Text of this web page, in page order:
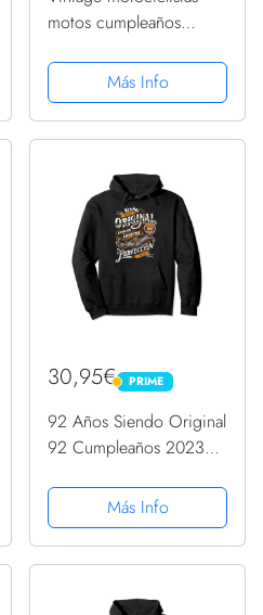
motos cumpleaños
Sudadera con Capucha
Más Info
30,95€ PRIME
PRIME
92 Años Siendo Original
92 Cumpleaños 2023
Sudadera con Capucha
Más Info